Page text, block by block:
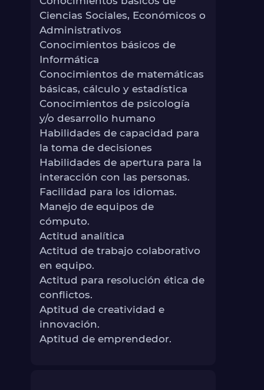
Ciencias Sociales, Económicos o
Administrativos
Conocimientos básicos de
Informática
Conocimientos de matemáticas
básicas, cálculo y estadística
Conocimientos de psicología
y/o desarrollo humano
Habilidades de capacidad para
la toma de decisiones
Habilidades de apertura para la
interacción con las personas.
Facilidad para los idiomas.
Manejo de equipos de
cómputo.
Actitud analítica
Actitud de trabajo colaborativo
en equipo.
Actitud para resolución ética de
conflictos.
Aptitud de creatividad e
innovación.
Aptitud de emprendedor.